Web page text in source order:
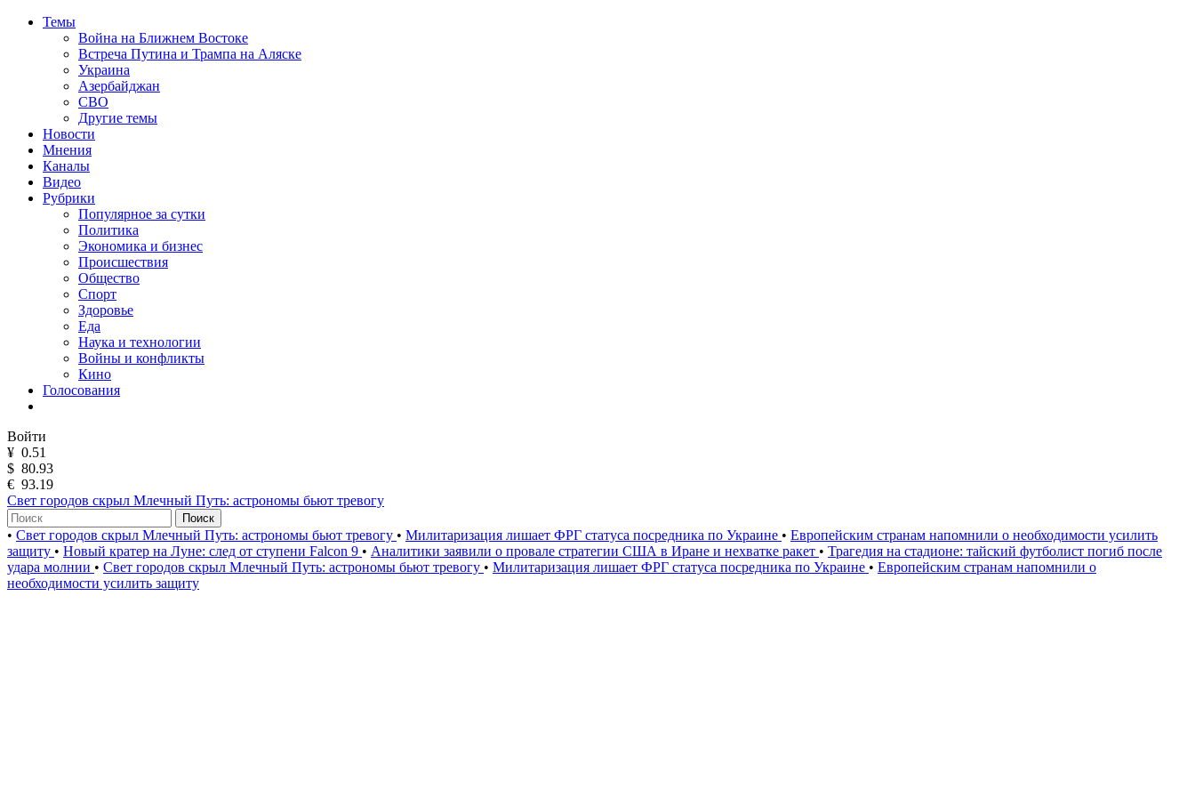
Темы
Война на Ближнем Востоке
Встреча Путина и Трампа на Аляске
Украина
Азербайджан
СВО
Другие темы
Новости
Мнения
Каналы
Видео
Рубрики
Популярное за сутки
Политика
Экономика и бизнес
Происшествия
Общество
Спорт
Здоровье
Еда
Наука и технологии
Войны и конфликты
Кино
Голосования
Войти
¥ 0.51
$ 80.93
€ 93.19
Свет городов скрыл Млечный Путь: астрономы бьют тревогу
Поиск
• Свет городов скрыл Млечный Путь: астрономы бьют тревогу • Милитаризация лишает ФРГ статуса посредника по Украине • Европейским странам напомнили о необходимости усилить
защиту • Новый кратер на Луне: след от ступени Falcon 9 • Аналитики заявили о провале стратегии США в Иране и нехватке ракет • Трагедия на стадионе: тайский футболист погиб после
удара молнии • Свет городов скрыл Млечный Путь: астрономы бьют тревогу • Милитаризация лишает ФРГ статуса посредника по Украине • Европейским странам напомнили о
необходимости усилить защиту